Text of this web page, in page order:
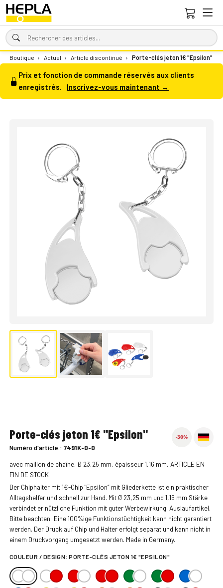
Boutique › Actuel › Article discontinué › Porte-clés jeton 1€ "Epsilon"
Prix et fonction de commande réservés aux clients
enregistrés.
Inscrivez-vous maintenant →
Porte-clés jeton 1€ "Epsilon"
Numéro d'article.: 7491K-0-0
avec maillon de chaîne, Ø 23,25 mm, épaisseur 1,16 mm, ARTICLE EN
FIN DE STOCK
Der Chiphalter mit 1€-Chip "Epsilon“ mit Gliederkette ist ein praktischer
Alltagshelfer und schnell zur Hand. Mit Ø 23,25 mm und 1,16 mm Stärke
verbindet er nützliche Funktion mit guter Werbewirkung. Auslaufartikel.
Bitte beachten: Eine 100%ige Funktionstüchtigkeit kann nicht garantiert
werden. Der Druck auf Chip und Halter erfolgt separat und kann nicht in
einem Druckvorgang umgesetzt werden. Made in Germany.
COULEUR / DESIGN:PORTE-CLÉS JETON 1€ "EPSILON"